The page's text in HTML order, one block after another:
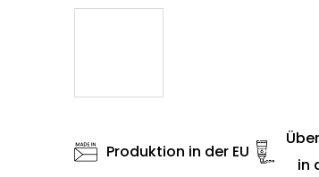
Produktion in der EU
in